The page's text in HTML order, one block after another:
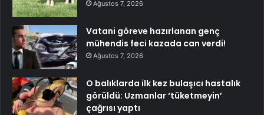
Ağustos 7, 2026
Vatani göreve hazırlanan genç
mühendis feci kazada can verdi!
Ağustos 7, 2026
O balıklarda ilk kez bulaşıcı hastalık
görüldü: Uzmanlar ‘tüketmeyin’
çağrısı yaptı